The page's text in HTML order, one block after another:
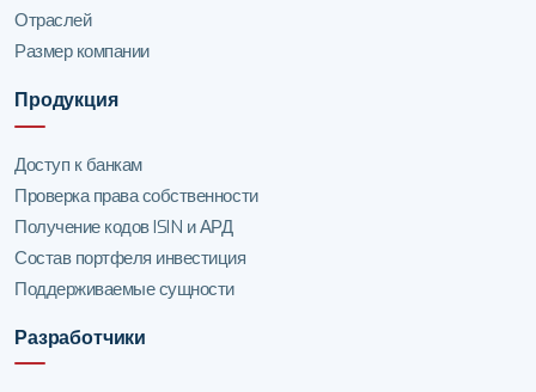
Отраслей
Размер компании
Продукция
Доступ к банкам
Проверка права собственности
Получение кодов ISIN и АРД
Состав портфеля инвестиция
Поддерживаемые сущности
Разработчики